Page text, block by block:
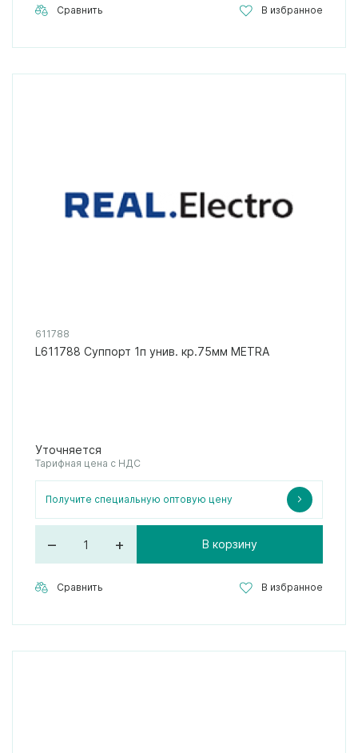
Сравнить В избранное
611788
L611788 Суппорт 1п унив. кр.75мм METRA
Уточняется
Тарифная цена с НДС
Получите специальную оптовую цену
– + В корзину
Сравнить В избранное